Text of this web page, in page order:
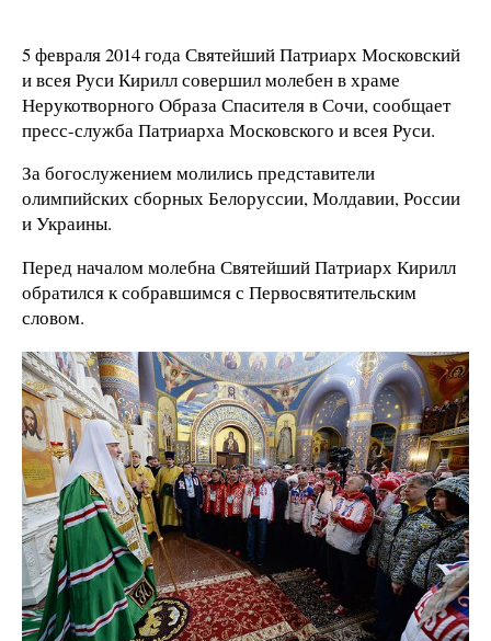
5 февраля 2014 года Святейший Патриарх Московский
и всея Руси Кирилл совершил молебен в храме
Нерукотворного Образа Спасителя в Сочи, сообщает
пресс-служба Патриарха Московского и всея Руси.
За богослужением молились представители
олимпийских сборных Белоруссии, Молдавии, России
и Украины.
Перед началом молебна Святейший Патриарх Кирилл
обратился к собравшимся с Первосвятительским
словом.